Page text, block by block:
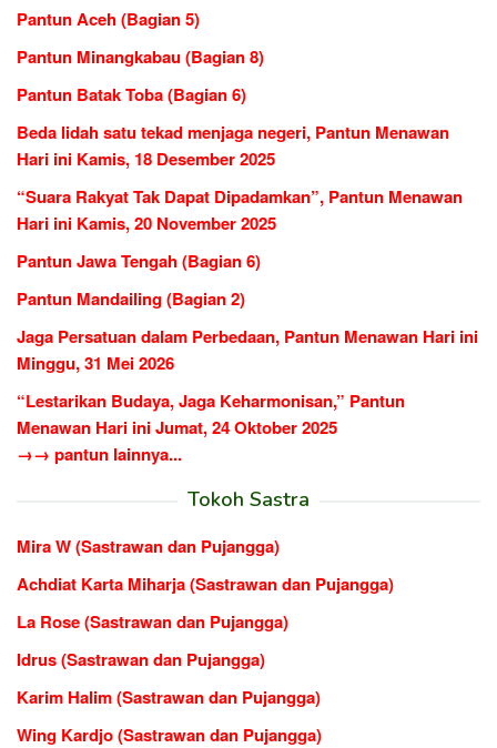
Pantun Aceh (Bagian 5)
Pantun Minangkabau (Bagian 8)
Pantun Batak Toba (Bagian 6)
Beda lidah satu tekad menjaga negeri, Pantun Menawan
Hari ini Kamis, 18 Desember 2025
“Suara Rakyat Tak Dapat Dipadamkan”, Pantun Menawan
Hari ini Kamis, 20 November 2025
Pantun Jawa Tengah (Bagian 6)
Pantun Mandailing (Bagian 2)
Jaga Persatuan dalam Perbedaan, Pantun Menawan Hari ini
Minggu, 31 Mei 2026
“Lestarikan Budaya, Jaga Keharmonisan,” Pantun
Menawan Hari ini Jumat, 24 Oktober 2025
→→ pantun lainnya...
Tokoh Sastra
Mira W (Sastrawan dan Pujangga)
Achdiat Karta Miharja (Sastrawan dan Pujangga)
La Rose (Sastrawan dan Pujangga)
Idrus (Sastrawan dan Pujangga)
Karim Halim (Sastrawan dan Pujangga)
Wing Kardjo (Sastrawan dan Pujangga)